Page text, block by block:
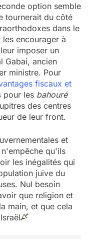
option semble
tournerait du côté
dans le
encourager à
imposer un
Gabai, ancien
ministre. Pour
fiscaux et
pour les bahouré
des centres
de leur front.
et
qu'ils
les inégalités qui
juive du
Nul besoin
que religion et
main, et que cela